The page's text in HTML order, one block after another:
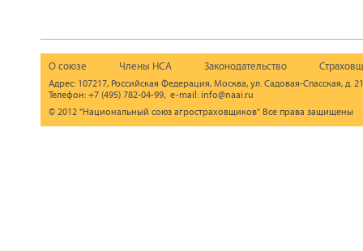
О союзе Члены НСА Законодательство
Адрес: 107217, Российская Федерация, Москва, ул. Садовая-Спасская, д.
Телефон: +7 (495) 782-04-99, e-mail: info@naai.ru
© 2012 "Национальный союз агростраховщиков" Все права защищены